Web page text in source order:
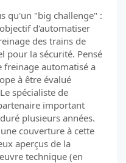
qu'un "big challenge" :
d'automatiser
des trains de
pour la sécurité. Pensé
freinage automatisé a
à être évalué
spécialiste de
important
plusieurs années.
couverture à cette
aperçus de la
technique (en